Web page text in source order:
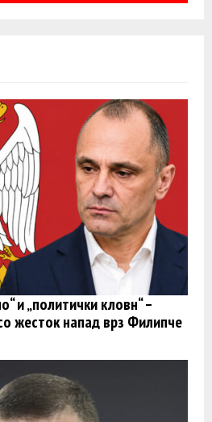
и „политички кловн“ –
жесток напад врз Филипче